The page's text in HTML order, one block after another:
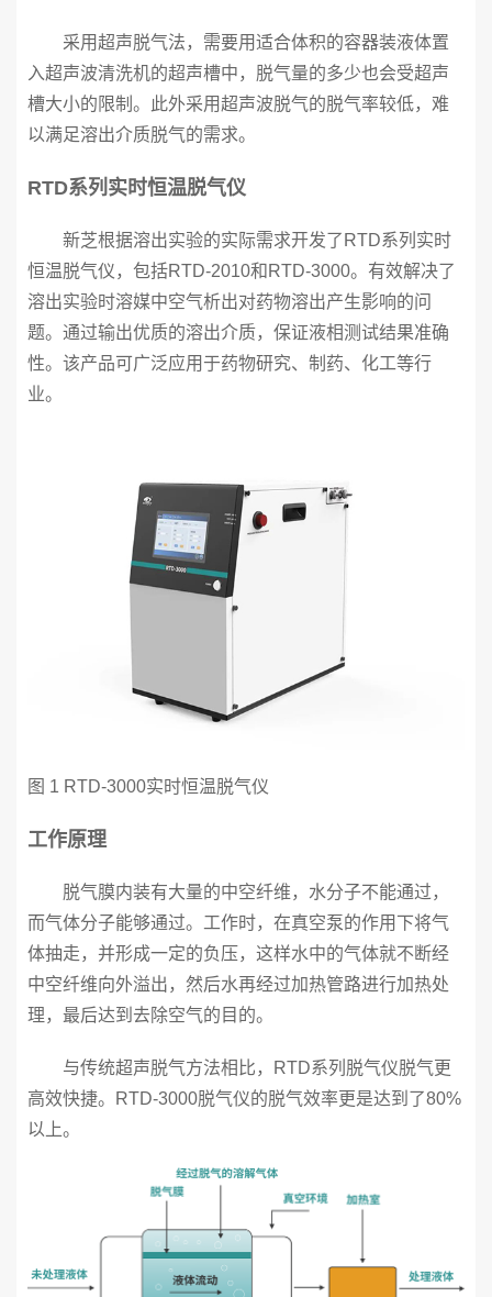
采用超声脱气法，需要用适合体积的容器装液体置
入超声波清洗机的超声槽中，脱气量的多少也会受超声
槽大小的限制。此外采用超声波脱气的脱气率较低，难
以满足溶出介质脱气的需求。
RTD系列实时恒温脱气仪
新芝根据溶出实验的实际需求开发了RTD系列实时
恒温脱气仪，包括RTD-2010和RTD-3000。有效解决了
溶出实验时溶媒中空气析出对药物溶出产生影响的问
题。通过输出优质的溶出介质，保证液相测试结果准确
性。该产品可广泛应用于药物研究、制药、化工等行
业。
图 1 RTD-3000实时恒温脱气仪
工作原理
脱气膜内装有大量的中空纤维，水分子不能通过，
而气体分子能够通过。工作时，在真空泵的作用下将气
体抽走，并形成一定的负压，这样水中的气体就不断经
中空纤维向外溢出，然后水再经过加热管路进行加热处
理，最后达到去除空气的目的。
与传统超声脱气方法相比，RTD系列脱气仪脱气更
高效快捷。RTD-3000脱气仪的脱气效率更是达到了80%
以上。